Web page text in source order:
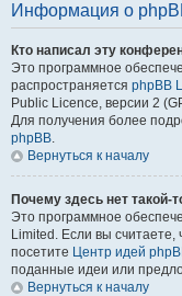
Информация о
Кто написал эту
Это программное
распространяется phpBB
Public Licence, версии 2
Для получения более
phpBB.
Вернуться к началу
Почему здесь нет такой-
Это программное
Limited. Если вы
посетите Центр идей
поданные идеи или
Вернуться к началу